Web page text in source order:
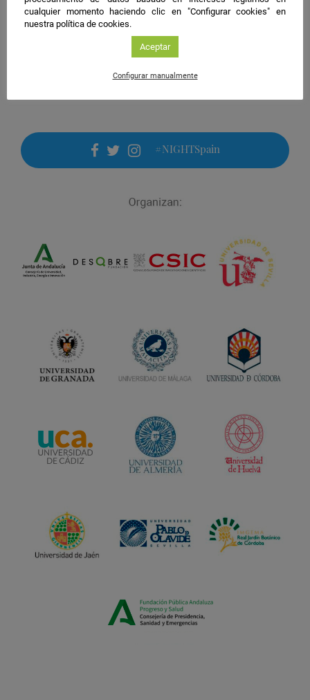
Guardar
facebook
twitter
instagram
#NIGHTSpain
cualquier momento haciendo clic en "Configurar cookies" en
nuestra política de cookies.
Aceptar
Configurar manualmente